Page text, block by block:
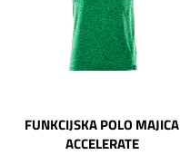
FUNKCIJSKA POLO MAJICA
ACCELERATE